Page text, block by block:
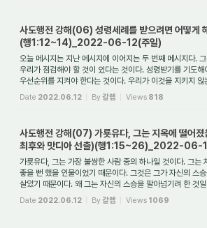
사도행전 강해(06) 성령세례를 받으려면 어떻게
(행1:12~14)_2022-06-12(주일)
오늘 메시지는 지난 메시지에 이어지는 두 번째 메시지다.
우리가 점검해야 할 것이 있다는 것이다. 성령받기를 기도해
우선순위를 지켜야 한다는 것이다. 우리가 이것을 지키지
영들에...
Date 2022.06.12 By갈렙 Views 818
사도행전 강해(07) 가룟유다, 그는 지옥에 떨어졌
최후와 맛디아 선출)(행1:15~26)_2022-06-
가룟유다, 그는 가장 불쌍한 사람 중의 하나일 것이다. 그는
좋을 뻔 했을 인물이었기 때문이다. 그것은 그가 자신의 스
살았기 때문이다. 왜 그는 자신의 스승을 팔아넘기려 한 것
Date 2022.06.12 By갈렙 Views 1069